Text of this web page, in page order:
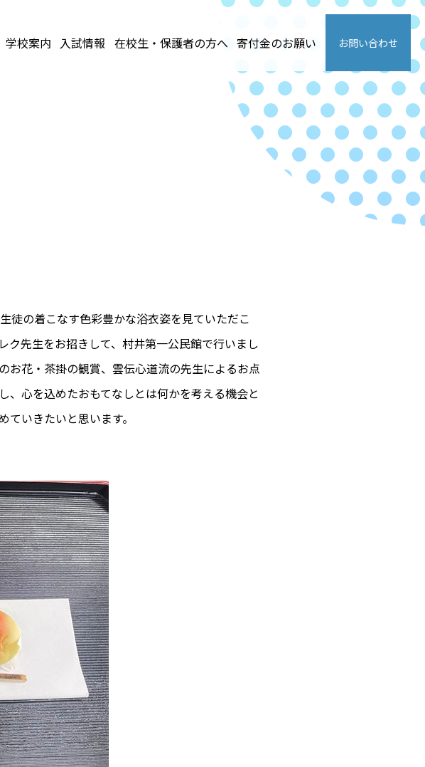
学校案内 入試情報 在校生・保護者の方へ 寄付金のお願い お問い合わせ
徒の着こなす色彩豊かな浴衣姿を見ていただこ
ク先生をお招きして、村井第一公民館で行いまし
お花・茶掛の観賞、雲伝心道流の先生によるお点
心を込めたおもてなしとは何かを考える機会と
いきたいと思います。